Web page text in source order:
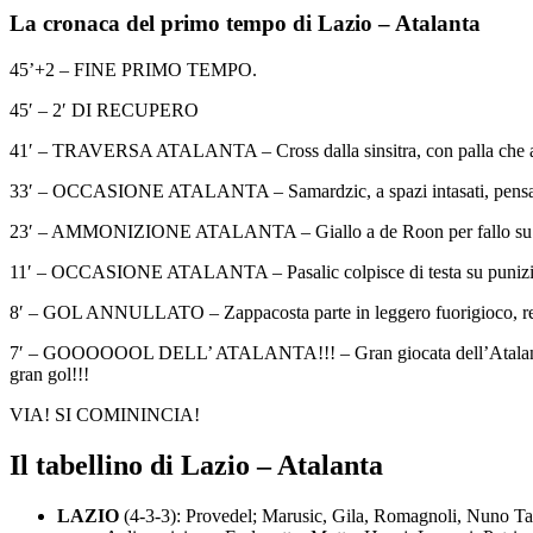
La cronaca del primo tempo di Lazio – Atalanta
45’+2 – FINE PRIMO TEMPO.
45′ – 2′ DI RECUPERO
41′ – TRAVERSA ATALANTA – Cross dalla sinsitra, con palla che
33′ – OCCASIONE ATALANTA – Samardzic, a spazi intasati,
23′ – AMMONIZIONE ATALANTA – Giallo a de Roon per fallo
11′ – OCCASIONE ATALANTA – Pasalic colpisce di testa su
8′ – GOL ANNULLATO – Zappacosta parte in leggero fuorigioco,
7′ – GOOOOOOL DELL’ ATALANTA!!! – Gran giocata
gran gol!!!
VIA! SI COMININCIA!
Il tabellino di Lazio – Atalanta
LAZIO (4-3-3): Provedel; Marusic, Gila, Romagnoli, Nuno